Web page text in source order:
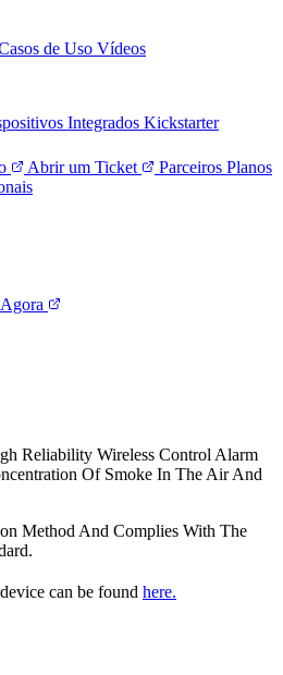
de Uso Vídeos
Integrados Kickstarter
Abrir um Ticket Parceiros Planos
Reliability Wireless Control Alarm
Of Smoke In The Air And
Method And Complies With The
can be found here.